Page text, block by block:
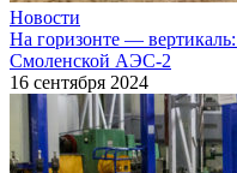
Новости
На горизонте —
Смоленской АЭС-2
16 сентября 2024